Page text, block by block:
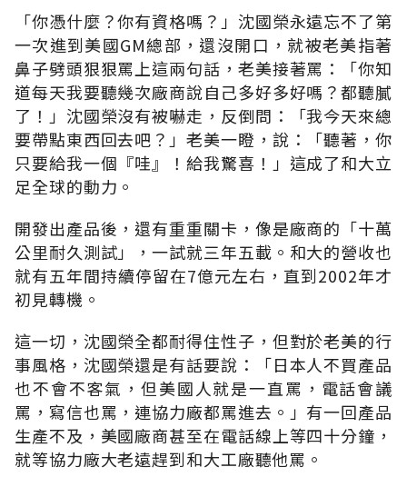
「你憑什麼？你有資格嗎？」沈國榮永遠忘不了第
一次進到美國GM總部，還沒開口，就被老美指著
鼻子劈頭狠狠罵上這兩句話，老美接著罵：「你知
道每天我要聽幾次廠商說自己多好多好嗎？都聽膩
了！」沈國榮沒有被嚇走，反倒問：「我今天來總
要帶點東西回去吧？」老美一瞪，說：「聽著，你
只要給我一個『哇』！給我驚喜！」這成了和大立
足全球的動力。
開發出產品後，還有重重關卡，像是廠商的「十萬
公里耐久測試」，一試就三年五載。和大的營收也
就有五年間持續停留在7億元左右，直到2002年才
初見轉機。
這一切，沈國榮全都耐得住性子，但對於老美的行
事風格，沈國榮還是有話要說：「日本人不買產品
也不會不客氣，但美國人就是一直罵，電話會議
罵，寫信也罵，連協力廠都罵進去。」有一回產品
生產不及，美國廠商甚至在電話線上等四十分鐘，
就等協力廠大老遠趕到和大工廠聽他罵。